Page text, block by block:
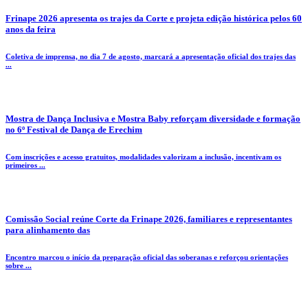
Frinape 2026 apresenta os trajes da Corte e projeta edição histórica pelos 60
anos da feira
Coletiva de imprensa, no dia 7 de agosto, marcará a apresentação oficial dos trajes das
...
Mostra de Dança Inclusiva e Mostra Baby reforçam diversidade e formação
no 6º Festival de Dança de Erechim
Com inscrições e acesso gratuitos, modalidades valorizam a inclusão, incentivam os
primeiros ...
Comissão Social reúne Corte da Frinape 2026, familiares e representantes
para alinhamento das
Encontro marcou o início da preparação oficial das soberanas e reforçou orientações
sobre ...